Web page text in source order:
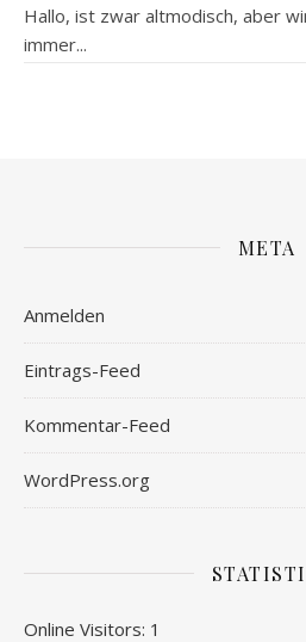
Hallo, ist zwar altmodisch, aber
immer...
META
Anmelden
Eintrags-Feed
Kommentar-Feed
WordPress.org
Online Visitors: 1